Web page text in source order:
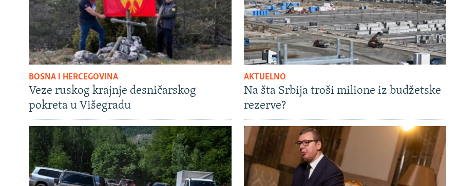
BOSNA I HERCEGOVINA
Veze ruskog krajnje desničarskog
pokreta u Višegradu
AKTUELNO
Na šta Srbija troši milione iz budžetske
rezerve?